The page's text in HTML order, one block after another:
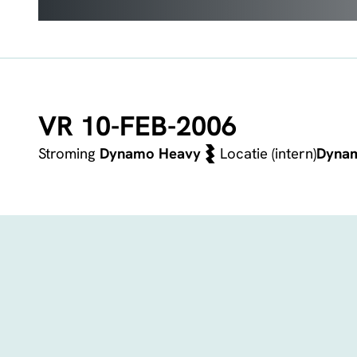
VR 10-FEB-2006
Stroming Dynamo Heavy Locatie (intern)